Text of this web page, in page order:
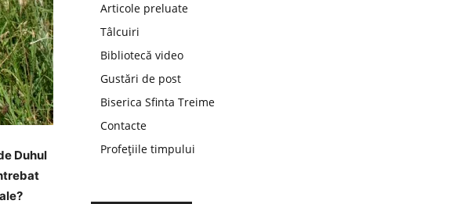
Duhul
Articole preluate
Tâlcuiri
Bibliotecă video
Gustări de post
Biserica Sfinta Treime
Contacte
Profețiile timpului